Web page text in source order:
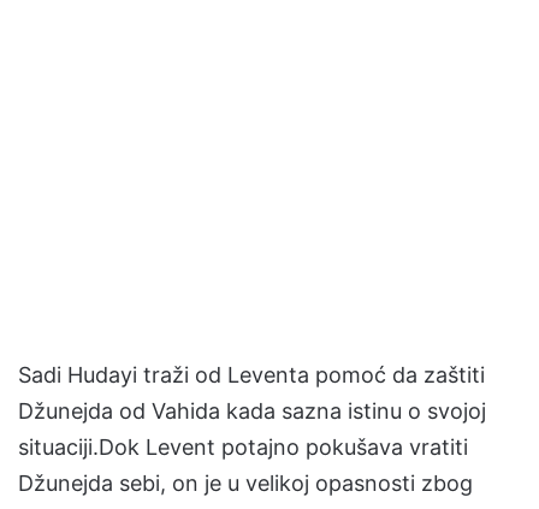
Sadi Hudayi traži od Leventa pomoć da zaštiti
Džunejda od Vahida kada sazna istinu o svojoj
situaciji.Dok Levent potajno pokušava vratiti
Džunejda sebi, on je u velikoj opasnosti zbog